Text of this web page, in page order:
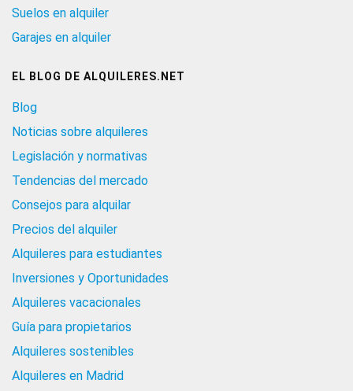
Suelos en alquiler
Garajes en alquiler
EL BLOG DE ALQUILERES.NET
Blog
Noticias sobre alquileres
Legislación y normativas
Tendencias del mercado
Consejos para alquilar
Precios del alquiler
Alquileres para estudiantes
Inversiones y Oportunidades
Alquileres vacacionales
Guía para propietarios
Alquileres sostenibles
Alquileres en Madrid